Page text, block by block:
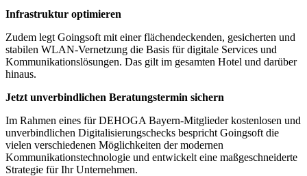
Infrastruktur optimieren
Zudem legt Goingsoft mit einer flächendeckenden, gesicherten und
stabilen WLAN-Vernetzung die Basis für digitale Services und
Kommunikationslösungen. Das gilt im gesamten Hotel und darüber
hinaus.
Jetzt unverbindlichen Beratungstermin sichern
Im Rahmen eines für DEHOGA Bayern-Mitglieder kostenlosen und
unverbindlichen Digitalisierungschecks bespricht Goingsoft die
vielen verschiedenen Möglichkeiten der modernen
Kommunikationstechnologie und entwickelt eine maßgeschneiderte
Strategie für Ihr Unternehmen.